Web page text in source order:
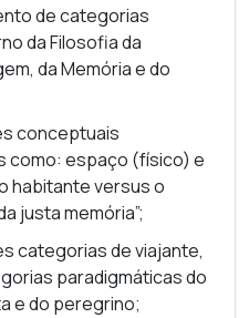
amplo e criterioso
de mobilidades
Fernando Pessoa:
a bordo de um navio
para um
ter, uns para os
viagem” (Bernardo
capacitar para uma
a viagem, a paisagem, a
de categorias
da Filosofia da
da Memória e do
conceptuais
como: espaço (físico) e
habitante versus o
justa memória”;
categorias de viajante,
paradigmáticas do
e do peregrino;